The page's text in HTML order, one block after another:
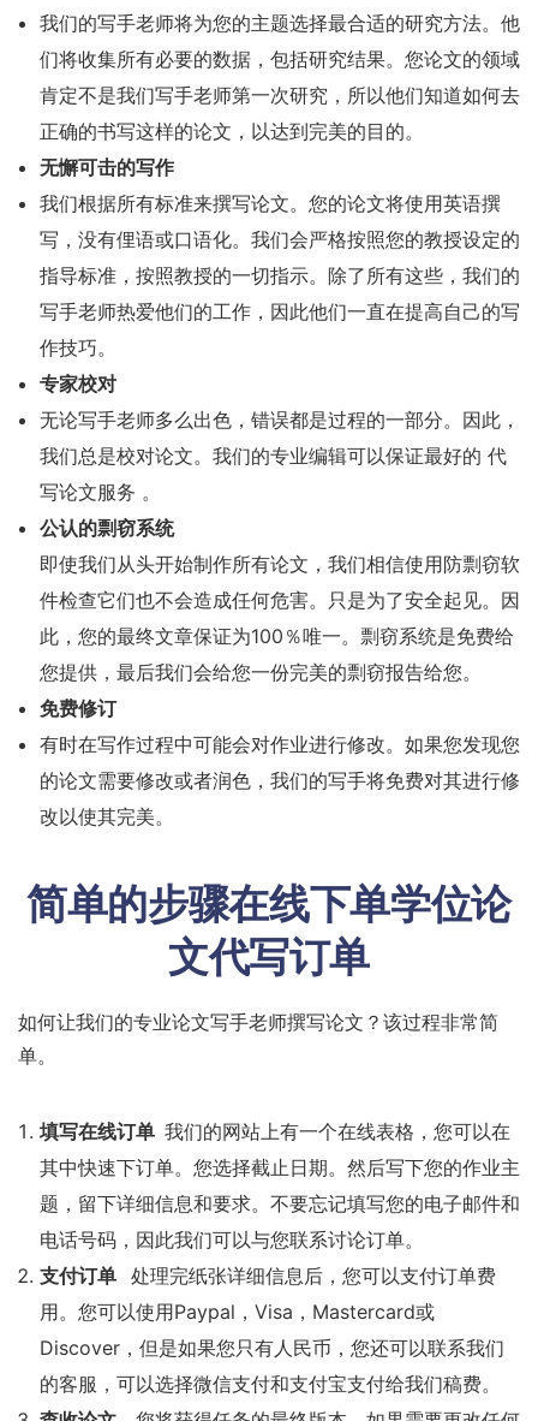
我们的写手老师将为您的主题选择最合适的研究方法。他
们将收集所有必要的数据，包括研究结果。您论文的领域
肯定不是我们写手老师第一次研究，所以他们知道如何去
正确的书写这样的论文，以达到完美的目的。
无懈可击的写作
我们根据所有标准来撰写论文。您的论文将使用英语撰
写，没有俚语或口语化。我们会严格按照您的教授设定的
指导标准，按照教授的一切指示。除了所有这些，我们的
写手老师热爱他们的工作，因此他们一直在提高自己的写
作技巧。
专家校对
无论写手老师多么出色，错误都是过程的一部分。因此，
我们总是校对论文。我们的专业编辑可以保证最好的 代
写论文服务 。
公认的剽窃系统
即使我们从头开始制作所有论文，我们相信使用防剽窃软
件检查它们也不会造成任何危害。只是为了安全起见。因
此，您的最终文章保证为100％唯一。剽窃系统是免费给
您提供，最后我们会给您一份完美的剽窃报告给您。
免费修订
有时在写作过程中可能会对作业进行修改。如果您发现您
的论文需要修改或者润色，我们的写手将免费对其进行修
改以使其完美。
简单的步骤在线下单学位论
文代写订单
如何让我们的专业论文写手老师撰写论文？该过程非常简
单。
填写在线订单 我们的网站上有一个在线表格，您可以在
其中快速下订单。您选择截止日期。然后写下您的作业主
题，留下详细信息和要求。不要忘记填写您的电子邮件和
电话号码，因此我们可以与您联系讨论订单。
支付订单 处理完纸张详细信息后，您可以支付订单费
用。您可以使用Paypal，Visa，Mastercard或
Discover，但是如果您只有人民币，您还可以联系我们
的客服，可以选择微信支付和支付宝支付给我们稿费。